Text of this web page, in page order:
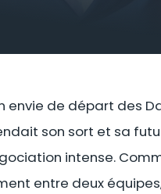
envie de départ des
son sort et sa
intense.
entre deux